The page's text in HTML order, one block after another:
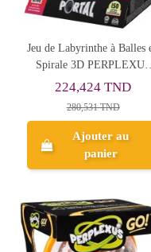
Jeu de Labyrinthe à Balles
Spirale 3D PERPLEXUS
Portal - 150 Obstacles
224,424 TND
280,531 TND
Ajouter au
panier